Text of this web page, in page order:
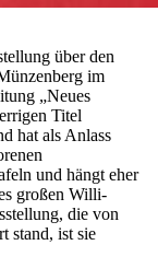
über den
im
„Neues
Titel
hat als Anlass
und hängt eher
großen Willi-
die von
stand, ist sie